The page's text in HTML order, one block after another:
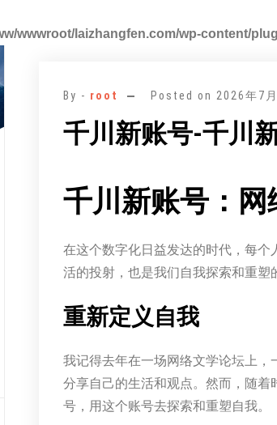
wwwroot/laizhangfen.com/wp-content/
By - root Posted on 2026年7
千川新账号-千川
千川新账号：
在这个数字化日益发达的时代，每
活的投射，也是我们自我探索和重塑
重新定义自我
我记得去年在一场网络文学论坛上
分享自己的生活和观点。然而，随
号，用这个账号去探索和重塑自我。